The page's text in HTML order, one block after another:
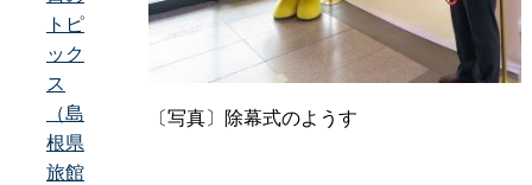
〔写真〕除幕式のようす
トピ
ック
ス
（島
根県
旅館